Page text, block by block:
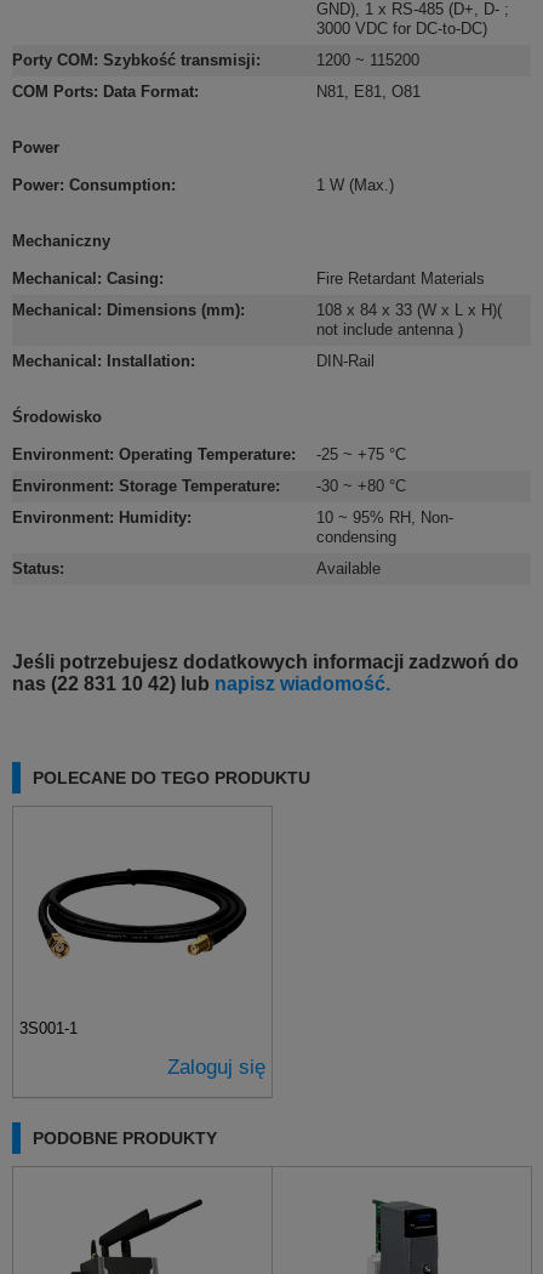
GND), 1 x RS-485 (D+, D- ;
3000 VDC for DC-to-DC)
Porty COM: Szybkość transmisji:
1200 ~ 115200
COM Ports: Data Format: N81, E81, O81
Power
Power: Consumption: 1 W (Max.)
Mechaniczny
Mechanical: Casing:
Fire Retardant Materials
Mechanical: Dimensions (mm):
108 x 84 x 33 (W x L x H)(
not include antenna )
Mechanical: Installation: DIN-Rail
Środowisko
Environment: Operating Temperature:
-25 ~ +75 °C
Environment: Storage Temperature:
-30 ~ +80 °C
Environment: Humidity:
10 ~ 95% RH, Non-
condensing
Status: Available
Jeśli potrzebujesz dodatkowych informacji zadzwoń do
nas (22 831 10 42) lub napisz wiadomość.
POLECANE DO TEGO PRODUKTU
3S001-1
Zaloguj się
PODOBNE PRODUKTY